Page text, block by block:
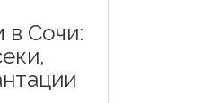
в Сочи: